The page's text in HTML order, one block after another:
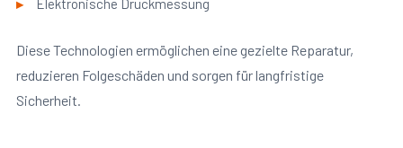
Elektronische Druckmessung
Diese Technologien ermöglichen eine gezielte Reparatur,
reduzieren Folgeschäden und sorgen für langfristige
Sicherheit.